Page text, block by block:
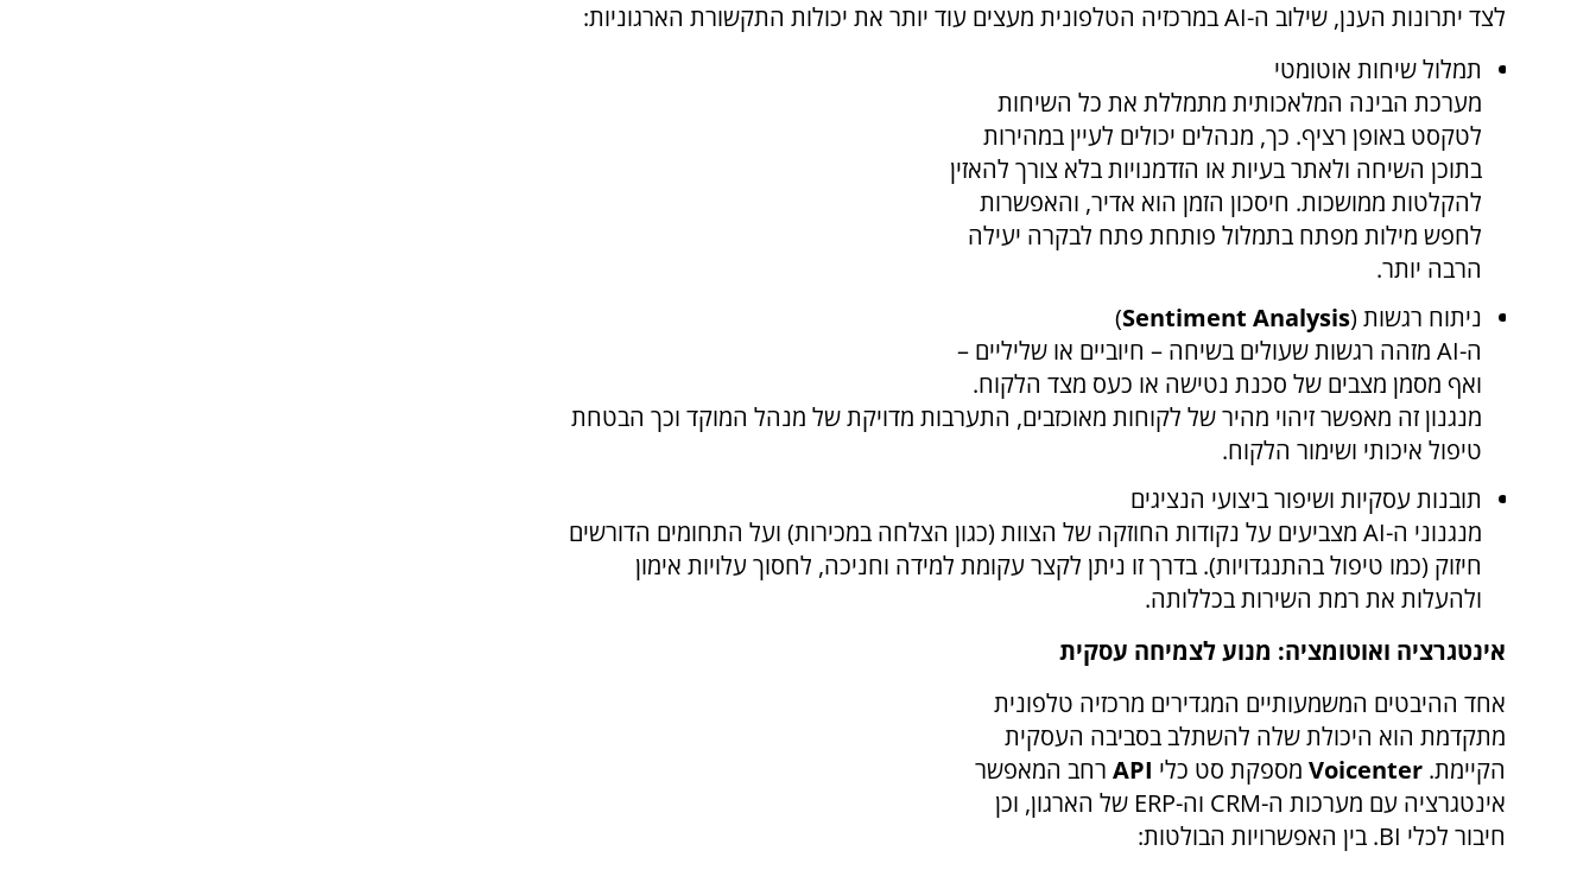
לצד יתרונות הענן, שילוב ה-AIבמרכזיה הטלפונית מעצים עוד יותר את יכולות התקשורת הארגוניות:
תמלול שיחות אוטומטי
מערכת הבינה המלאכותית מתמללת את כל השיחות
לטקסט באופן רציף. כך, מנהלים יכולים לעיין במהירות
בתוכן השיחה ולאתר בעיות או הזדמנויות בלא צורך להאזין
להקלטות ממושכות. חיסכון הזמן הוא אדיר, והאפשרות
לחפש מילות מפתח בתמלול פותחת פתח לבקרה יעילה
הרבה יותר.
ניתוח רגשות (Sentiment Analysis
)
ה-AI מזהה רגשות שעולים בשיחה – חיוביים או שליליים –
ואף מסמן מצבים של סכנת נטישה או כעס מצד הלקוח.
מנגנון זה מאפשר זיהוי מהיר של לקוחות מאוכזבים, התערבות מדויקת של מנהל המוקד וכך הבטחת
טיפול איכותי ושימור הלקוח.
תובנות עסקיות ושיפור ביצועי הנציגים
מנגנוני ה-AI מצביעים על נקודות החוזקה של הצוות (כגון הצלחה במכירות) ועל התחומים הדורשים
חיזוק (כמו טיפול בהתנגדויות). בדרך זו ניתן לקצר עקומת למידה וחניכה, לחסוך עלויות אימון
ולהעלות את רמת השירות בכללותה.
אינטגרציה ואוטומציה: מנוע לצמיחה עסקית
אחד ההיבטים המשמעותיים המגדירים מרכזיה טלפונית
מתקדמת הוא היכולת שלה להשתלב בסביבה העסקית
הקיימת. Voicenter מספקת סט כלי API רחב המאפשר
אינטגרציה עם מערכות ה-CRM וה-ERP של הארגון, וכן
חיבור לכלי BI. בין האפשרויות הבולטות: